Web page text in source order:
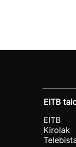
EITB
EITB
Kirolak